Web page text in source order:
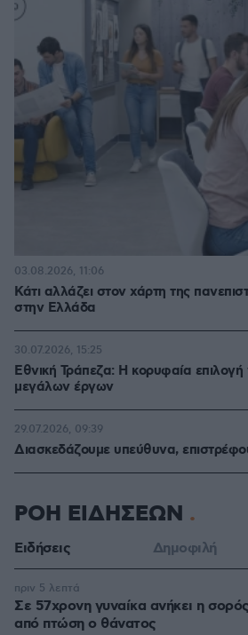
Κάτι αλλάζει στον χάρτη της
στην Ελλάδα
03.08.2026, 11:06
Εθνική Τράπεζα: Η κορυφαία
μεγάλων έργων
30.07.2026, 15:25
Διασκεδάζουμε υπεύθυνα,
29.07.2026, 09:39
ΡΟΗ ΕΙΔΗΣΕΩΝ
Ειδήσεις Δημοφιλή
Σε 57χρονη γυναίκα ανήκει η
από πτώση ο θάνατος
πριν 5 λεπτά